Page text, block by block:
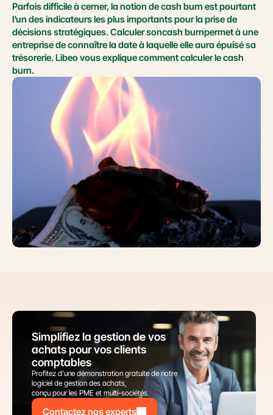
Parfois difficile à cerner, la notion de cash burn est pourtant
l’un des indicateurs les plus importants pour la prise de
décisions stratégiques. Calculer soncash burnpermet à une
entreprise de connaître la date à laquelle elle aura épuisé sa
trésorerie. Libeo vous explique comment calculer le cash
burn.
Simplifiez la gestion de vos
achats pour vos clients
comptables
Profitez d’une démonstration gratuite de notre
logiciel de gestion des achats,
conçu pour les PME et multi-sociétés.
Contactez nos experts